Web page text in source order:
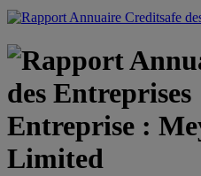
Entreprise :
Limited